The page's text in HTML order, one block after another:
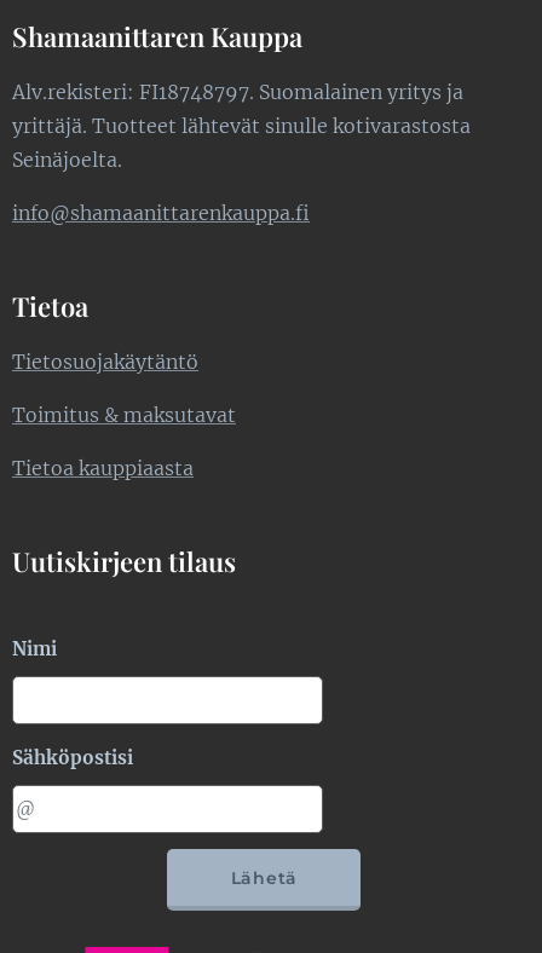
Shamaanittaren Kauppa
Alv.rekisteri: FI18748797. Suomalainen yritys ja
yrittäjä. Tuotteet lähtevät sinulle kotivarastosta
Seinäjoelta.
info@shamaanittarenkauppa.fi
Tietoa
Tietosuojakäytäntö
Toimitus & maksutavat
Tietoa kauppiaasta
Uutiskirjeen tilaus
Nimi
Sähköpostisi
Lähetä